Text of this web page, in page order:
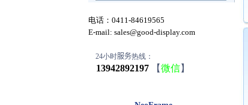
电话：0411-84619565
E-mail: sales@good-display.com
24小时服务热线：
13942892197 【微信】